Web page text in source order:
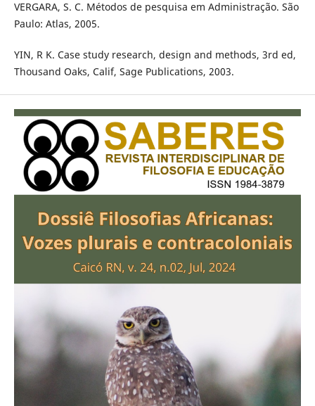
VERGARA, S. C. Métodos de pesquisa em Administração. São
Paulo: Atlas, 2005.
YIN, R K. Case study research, design and methods, 3rd ed,
Thousand Oaks, Calif, Sage Publications, 2003.